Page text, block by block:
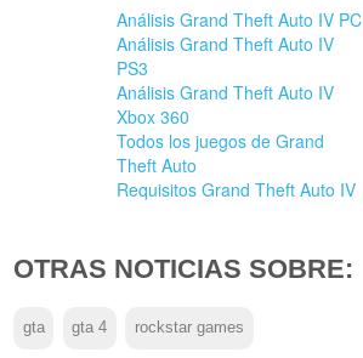
Análisis Grand Theft Auto IV PC
Análisis Grand Theft Auto IV
PS3
Análisis Grand Theft Auto IV
Xbox 360
Todos los juegos de Grand
Theft Auto
Requisitos Grand Theft Auto IV
OTRAS NOTICIAS SOBRE:
gta gta 4 rockstar games